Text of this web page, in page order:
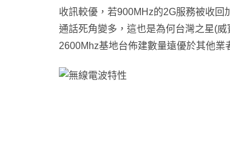
收訊較優 ， 若900MHz的2G服務被收回
通話死角變多 ， 這也是為何台灣之星(
2600Mhz基地台佈建數量遠優於其他